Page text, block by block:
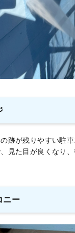
跡が残りやすい駐
見た目が良くなり
ニー